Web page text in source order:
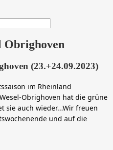
Obrighoven
(23.+24.09.2023)
im Rheinland
Obrighoven hat die grüne
sie auch wieder...Wir freuen
und auf die